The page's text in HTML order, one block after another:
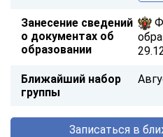
Занесение сведений
о документах об
образовании
Ближайший набор
группы
Записаться в